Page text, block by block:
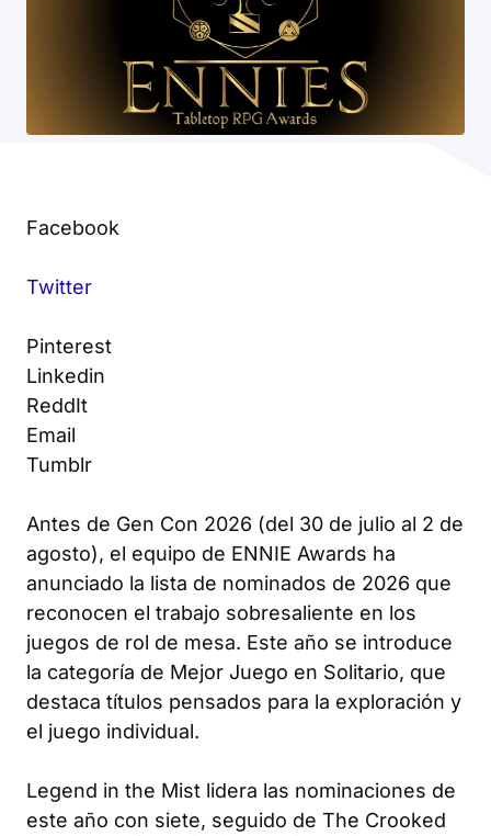
Facebook
Twitter
Pinterest
Linkedin
ReddIt
Email
Tumblr
Antes de Gen Con 2026 (del 30 de julio al 2 de
agosto), el equipo de ENNIE Awards ha
anunciado la lista de nominados de 2026 que
reconocen el trabajo sobresaliente en los
juegos de rol de mesa. Este año se introduce
la categoría de Mejor Juego en Solitario, que
destaca títulos pensados para la exploración y
el juego individual.
Legend in the Mist lidera las nominaciones de
este año con siete, seguido de The Crooked